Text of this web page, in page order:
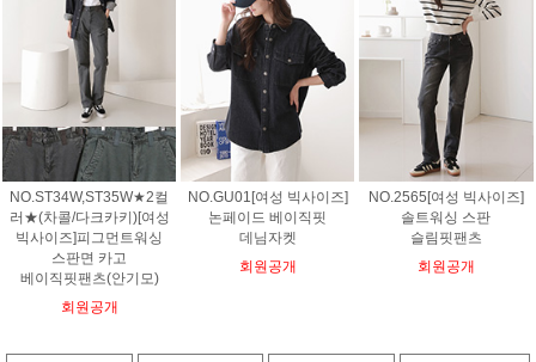
NO.ST34W,ST35W★2컬
러★(차콜/다크카키)[여성
빅사이즈]피그먼트워싱
스판면 카고
베이직핏팬츠(안기모)
회원공개
NO.GU01[여성 빅사이즈]
논페이드 베이직핏
데님자켓
회원공개
NO.2565[여성 빅사이즈]
솔트워싱 스판
슬림핏팬츠
회원공개